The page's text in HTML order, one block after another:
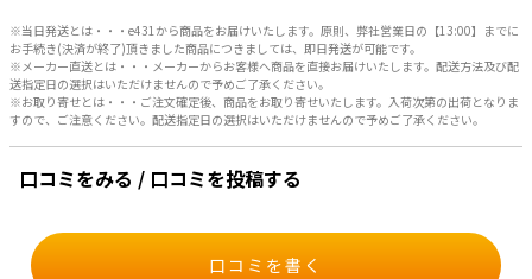
※当日発送とは・・・e431から商品をお届けいたします。原則、弊社営業日の【13:00】までに
お手続き(決済が終了)頂きました商品につきましては、即日発送が可能です。
※メーカー直送とは・・・メーカーからお客様へ商品を直接お届けいたします。配送方法及び配
送指定日の選択はいただけませんので予めご了承ください。
※お取り寄せとは・・・ご注文確定後、商品をお取り寄せいたします。入荷次第の出荷となりま
すので、ご注意ください。配送指定日の選択はいただけませんので予めご了承ください。
口コミをみる / 口コミを投稿する
口コミを書く